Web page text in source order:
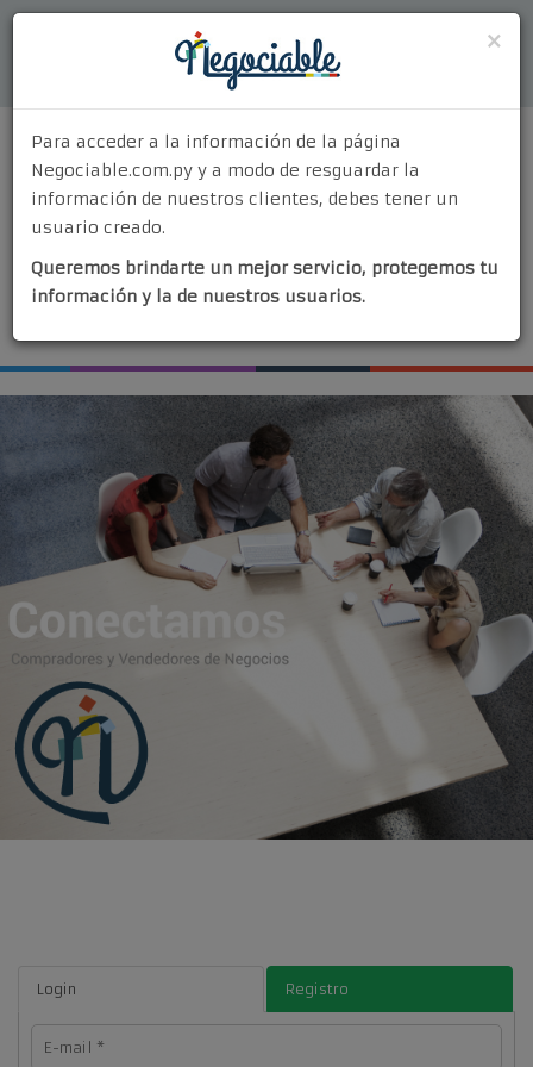
Quiénes Somos
¿Por Qué Elegirnos?
Nuestros Servicios
Contacto
Login Registro
×
Para acceder a la información de la página
Negociable.com.py y a modo de resguardar la
información de nuestros clientes, debes tener un
usuario creado.
Queremos brindarte un mejor servicio, protegemos tu
información y la de nuestros usuarios.